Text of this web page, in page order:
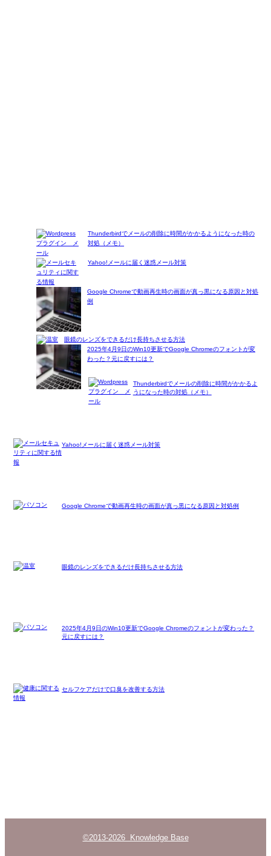
Thunderbirdでメールの削除に時間がかかるようになった時の
対処（メモ）
Yahoo!メールに届く迷惑メール対策
Google Chromeで動画再生時の画面が真っ黒になる原因と対処
例
眼鏡のレンズをできるだけ長持ちさせる方法
2025年4月9日のWin10更新でGoogle Chromeのフォントが変
わった？元に戻すには？
Thunderbirdでメールの削除に時間がかかるよ
うになった時の対処（メモ）
Yahoo!メールに届く迷惑メール対策
Google Chromeで動画再生時の画面が真っ黒になる原因と対処例
眼鏡のレンズをできるだけ長持ちさせる方法
2025年4月9日のWin10更新でGoogle Chromeのフォントが変わった？
元に戻すには？
セルフケアだけで口臭を改善する方法
©2013-2026 Knowledge Base